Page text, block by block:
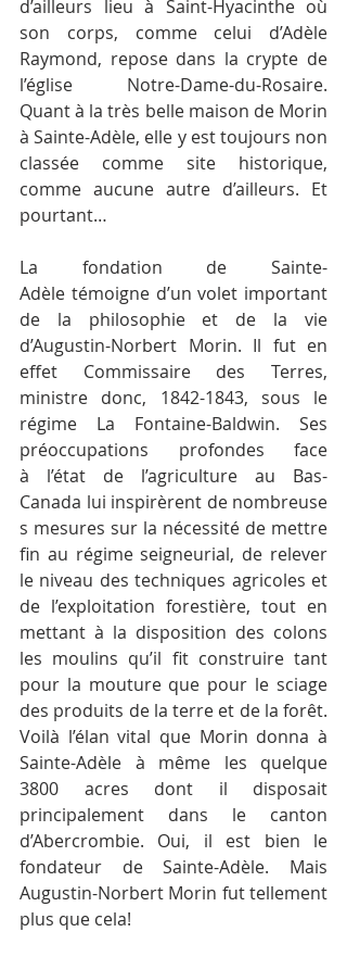
d’ailleurs lieu à Saint-Hyacinthe où
son corps, comme celui d’Adèle
Raymond, repose dans la crypte de
l’église Notre-Dame-du-Rosaire.
Quant à la très belle maison de Morin
à Sainte-Adèle, elle y est toujours non
classée comme site historique,
comme aucune autre d’ailleurs. Et
pourtant…
La fondation de Sainte-
Adèle témoigne d’un volet important
de la philosophie et de la vie
d’Augustin-Norbert Morin. Il fut en
effet Commissaire des Terres,
ministre donc, 1842-1843, sous le
régime La Fontaine-Baldwin. Ses
préoccupations profondes face
à l’état de l’agriculture au Bas-
Canada lui inspirèrent de nombreuse
s mesures sur la nécessité de mettre
fin au régime seigneurial, de relever
le niveau des techniques agricoles et
de l’exploitation forestière, tout en
mettant à la disposition des colons
les moulins qu’il fit construire tant
pour la mouture que pour le sciage
des produits de la terre et de la forêt.
Voilà l’élan vital que Morin donna à
Sainte-Adèle à même les quelque
3800 acres dont il disposait
principalement dans le canton
d’Abercrombie. Oui, il est bien le
fondateur de Sainte-Adèle. Mais
Augustin-Norbert Morin fut tellement
plus que cela!